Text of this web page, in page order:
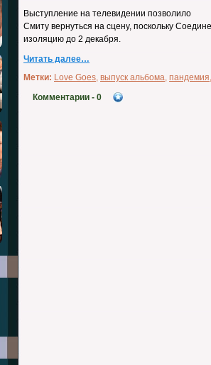
Выступление на телевидении позволило
Смиту вернуться на сцену, поскольку
изоляцию до 2 декабря.
Читать далее…
Метки: Love Goes, выпуск альбома, пандемия,
Комментарии - 0